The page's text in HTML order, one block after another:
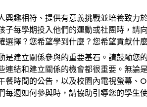
興趣相符、提供有意義挑戰並培養致力
子每學期投入他們的運動或社團時，請
選擇？您希望學到什麼？您希望貢獻什
是建立關係參與的重要基石。請鼓勵
連結和建立關係的機會都很重要。無論
餐時間的公告，以及校園內電視螢幕、
每週如何參與時，請協助引導您的學生